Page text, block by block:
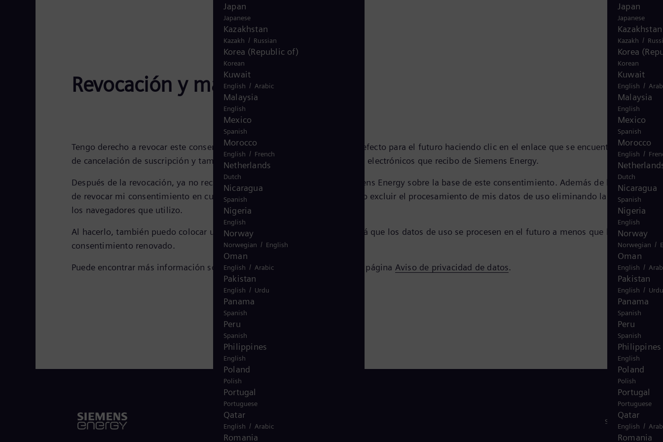
Japan
Japanese
Kazakhstan
Kazakh /
Korea
Korean
Kuwait
English /
Malaysia
English
Mexico
Spanish
Morocco
English /
Dutch
Nicaragua
Spanish
Nigeria
English
Norway
Norwegian /
Oman
English /
Pakistan
English / Urdu
Panama
Spanish
Peru
Spanish
Philippines
English
Poland
Polish
Portugal
Portuguese
Qatar
English /
Romania
Revocación y más información
Tengo derecho a revocar este consentimiento en cualquier momento con efecto para el futuro haciendo clic en el enlace que se encuentra en la
de cancelación de suscripción y también en la parte inferior de los correos electrónicos que recibo de Siemens Energy.
Después de la revocación, ya no recibiré contenido de marketing de Siemens Energy sobre la base de este consentimiento. Además de la posibilidad
de revocar mi consentimiento en cualquier momento, técnicamente puedo excluir el procesamiento de mis datos de uso eliminando las cookies en
los navegadores que utilizo.
Al hacerlo, también puedo colocar una cookie de inhabilitación que evitará que los datos de uso se procesen en el futuro a menos que brinde un
consentimiento renovado.
Puede encontrar más información sobre el tratamiento de mis datos en la página Aviso de privacidad de datos.
Peru
Japan
Japanese
Kazakhstan
Kazakh / Russian
Korea (Republic of)
Korean
Kuwait
English / Arabic
Malaysia
English
Mexico
Spanish
Morocco
English / French
Netherlands
Dutch
Nicaragua
Spanish
Nigeria
English
Norway
Norwegian / English
Oman
English / Arabic
Pakistan
English / Urdu
Panama
Spanish
Peru
Spanish
Philippines
English
Poland
Polish
Portugal
Portuguese
Qatar
English / Arabic
Romania
Síguenos